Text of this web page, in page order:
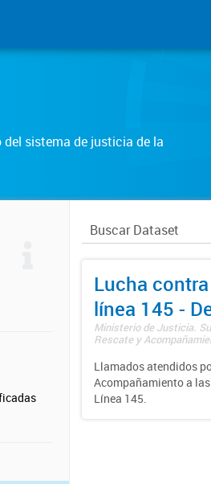
sistema de justicia de la
Lucha
línea 145 -
Ministerio de Justicia.
Rescate y
Llamados atendidos
Acompañamiento a
Línea 145.